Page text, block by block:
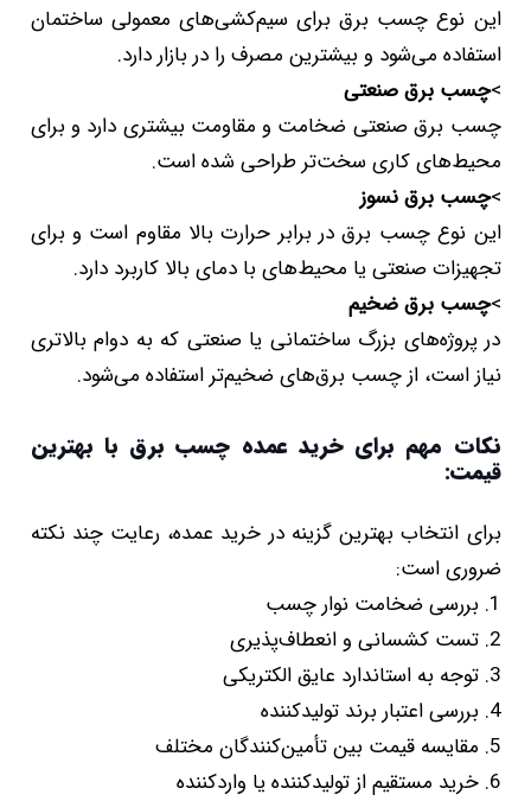
این نوع چسب برق برای سیم‌کشی‌های معمولی ساختمان
استفاده می‌شود و بیشترین مصرف را در بازار دارد.
>چسب برق صنعتی
چسب برق صنعتی ضخامت و مقاومت بیشتری دارد و برای
محیط‌های کاری سخت‌تر طراحی شده است.
>چسب برق نسوز
این نوع چسب برق در برابر حرارت بالا مقاوم است و برای
تجهیزات صنعتی یا محیط‌های با دمای بالا کاربرد دارد.
>چسب برق ضخیم
در پروژه‌های بزرگ ساختمانی یا صنعتی که به دوام بالاتری
نیاز است، از چسب برق‌های ضخیم‌تر استفاده می‌شود.
نکات مهم برای خرید عمده چسب برق با بهترین
قیمت:
برای انتخاب بهترین گزینه در خرید عمده، رعایت چند نکته
ضروری است:
1. بررسی ضخامت نوار چسب
2. تست کشسانی و انعطاف‌پذیری
3. توجه به استاندارد عایق الکتریکی
4. بررسی اعتبار برند تولیدکننده
5. مقایسه قیمت بین تأمین‌کنندگان مختلف
6. خرید مستقیم از تولیدکننده یا واردکننده